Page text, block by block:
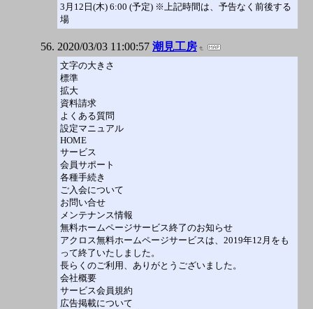
3月12日(木) 6:00 (予定) ※上記時間は、予告なく前後する
場
2020/03/03 11:00:57 潮見工房
文字の大きさ
標準
拡大
資料請求
よくある質問
設定マニュアル
HOME
サービス
会員サポート
各種手続き
ご入会について
お問い合せ
メンテナンス情報
無料ホームページサービス終了のお知らせ
アクロス無料ホームページサービスは、2019年12月をも
って終了いたしました。
長らくのご利用、ありがとうございました。
会社概要
サービス会員規約
広告掲載について